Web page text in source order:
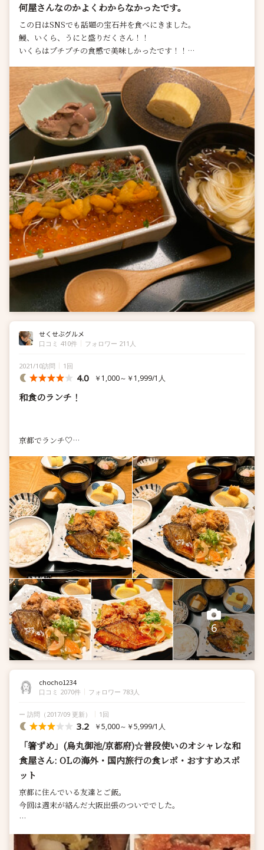
何屋さんなのかよくわからなかったです。
この日はSNSでも話題の宝石丼を食べにきました。
鰻、いくら、うにと盛りだくさん！！
いくらはプチプチの食感で美味しかったです！！
女性ならきっとお腹いっぱいになると思い...
せくせぶグルメ
口コミ 410件 フォロワー 211人
2021/10訪問 1回
4.0 ￥1,000～￥1,999/1人
和食のランチ！
京都でランチ♡
和食が食べたくて、
ブライダル時代お世話になったシェフが
働いておららるお店
@syokudou_hashizume
...
6
chocho1234
口コミ 2070件 フォロワー 783人
ー 訪問 （2017/09 更新） 1回
3.2 ￥5,000～￥5,999/1人
「箸ずめ」(烏丸御池/京都府)☆普段使いのオシャレな和
食屋さん: OLの海外・国内旅行の食レポ・おすすめスポ
ット
京都に住んでいる友達とご飯。
今回は週末が絡んだ大阪出張のついででした。
お店選びは友達に任せました。